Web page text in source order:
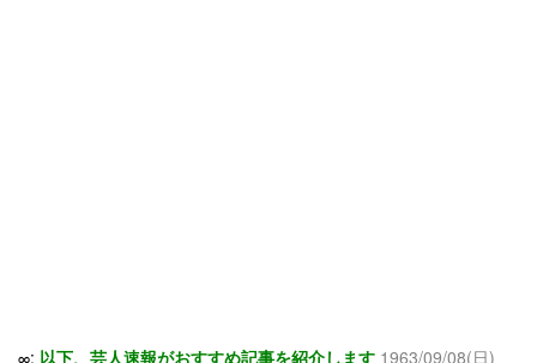
∞: 以下、芸人速報がおすすめ記事を紹介します 1963/09/08(日)